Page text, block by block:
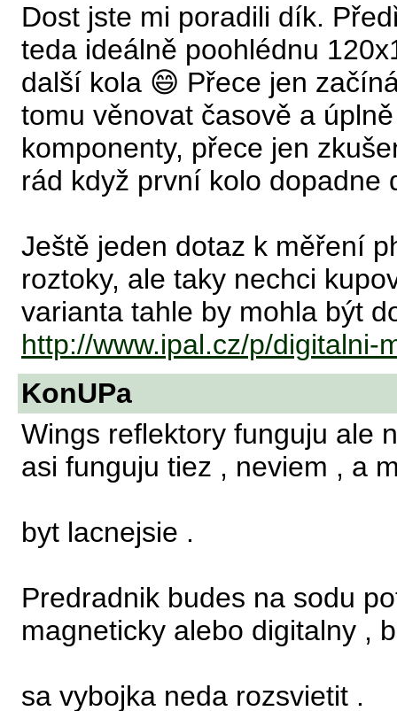
Dost jste mi poradili dík.
teda ideálně poohlédnu
další kola 😄 Přece jen
tomu věnovat časově a
komponenty, přece jen
rád když první kolo dopadne
Ještě jeden dotaz k měření
roztoky, ale taky nechci
varianta tahle by mohla být
http://www.ipal.cz/p/digitalni-
KonUPa
Wings reflektory funguju ale
asi funguju tiez , neviem , a
byt lacnejsie .
Predradnik budes na sodu
magneticky alebo digitalny ,
sa vybojka neda rozsvietit .